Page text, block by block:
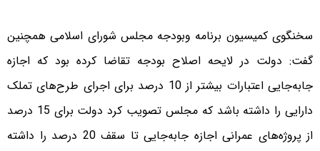
سخنگوی کمیسیون برنامه وبودجه مجلس شورای اسلامی همچنین
گفت: دولت در لایحه اصلاح بودجه تقاضا کرده بود که اجازه
جابه‌جایی اعتبارات بیشتر از 10 درصد برای اجرای طرح‌های تملک
دارایی را داشته باشد که مجلس تصویب کرد دولت برای 15 درصد
از پروژه‌های عمرانی اجازه جابه‌جایی تا سقف 20 درصد را داشته